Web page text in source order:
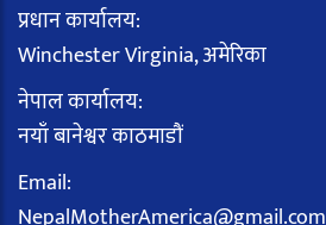
प्रधान कार्यालय:
Winchester Virginia, अमेरिका
नेपाल कार्यालय:
नयाँ बानेश्वर काठमाडौं
Email:
NepalMotherAmerica@gmail.com